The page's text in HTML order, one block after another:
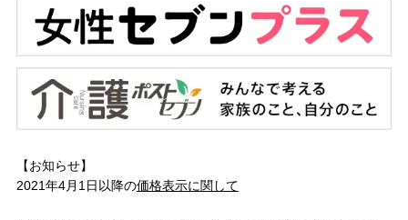
【お知らせ】
2021年4月1日以降の価格表示に関して